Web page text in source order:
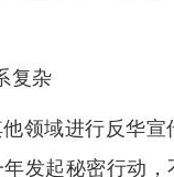
复杂
领域进行反华
发起秘密行动